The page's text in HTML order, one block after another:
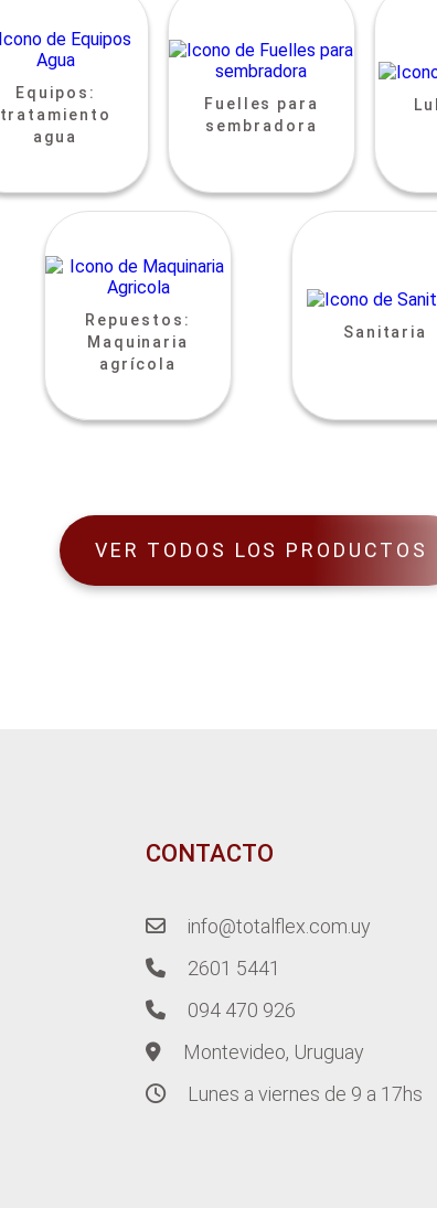
Equipos:
tratamiento
agua
Fuelles para
sembradora
Repuestos:
Maquinaria
agrícola
Sanitaria
VER TODOS LOS PRODUCTOS
CONTACTO
info@totalflex.com.uy
2601 5441
094 470 926
Montevideo, Uruguay
Lunes a viernes de 9 a 17hs